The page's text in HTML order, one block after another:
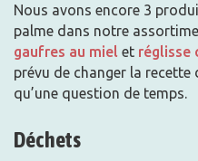
Nous avons encore 3
palme dans notre
gaufres au miel et réglisse
prévu de changer la recette
qu’une question de temps.
Déchets